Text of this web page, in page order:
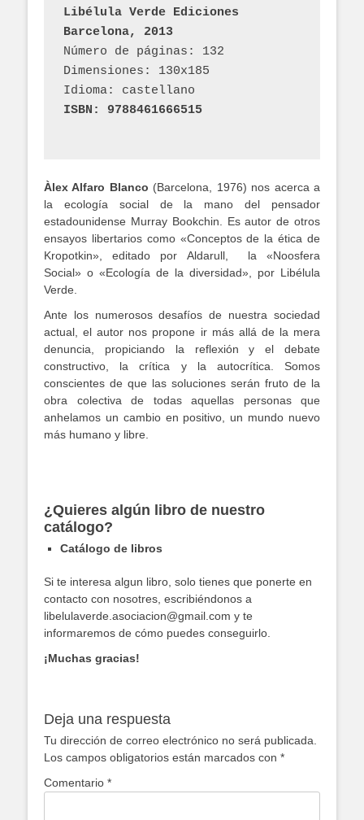
Libélula Verde Ediciones
Barcelona, 2013
Número de páginas: 132
Dimensiones: 130x185
Idioma: castellano
ISBN: 9788461666515
Àlex Alfaro Blanco (Barcelona, 1976) nos acerca a
la ecología social de la mano del pensador
estadounidense Murray Bookchin. Es autor de otros
ensayos libertarios como «Conceptos de la ética de
Kropotkin», editado por Aldarull, la «Noosfera
Social» o «Ecología de la diversidad», por Libélula
Verde.
Ante los numerosos desafíos de nuestra sociedad
actual, el autor nos propone ir más allá de la mera
denuncia, propiciando la reflexión y el debate
constructivo, la crítica y la autocrítica. Somos
conscientes de que las soluciones serán fruto de la
obra colectiva de todas aquellas personas que
anhelamos un cambio en positivo, un mundo nuevo
más humano y libre.
¿Quieres algún libro de nuestro
catálogo?
Catálogo de libros
Si te interesa algun libro, solo tienes que ponerte en
contacto con nosotres, escribiéndonos a
libelulaverde.asociacion@gmail.com y te
informaremos de cómo puedes conseguirlo.
¡Muchas gracias!
Deja una respuesta
Tu dirección de correo electrónico no será publicada.
Los campos obligatorios están marcados con *
Comentario *